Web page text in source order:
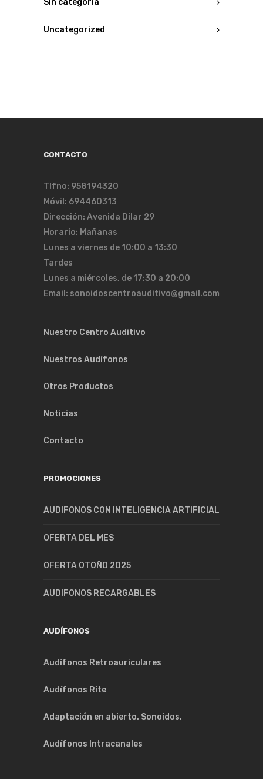
Sin categoría
Uncategorized
CONTACTO
Tlfno: 958194320
Móvil: 694460313
Dirección: Avenida Dilar 29
Horario: Mañanas
Lunes a viernes de 10:00 a 13:30
Tardes
Lunes a miércoles, de 17:30 a 20:00
Email: sonoidoscentroauditivo@gmail.com
Nuestro Centro Auditivo
Nuestros Audífonos
Otros Productos
Noticias
Contacto
PROMOCIONES
AUDIFONOS CON INTELIGENCIA ARTIFICIAL
OFERTA DEL MES
OFERTA OTOÑO 2025
AUDIFONOS RECARGABLES
AUDÍFONOS
Audífonos Retroauriculares
Audífonos Rite
Adaptación en abierto. Sonoidos.
Audífonos Intracanales